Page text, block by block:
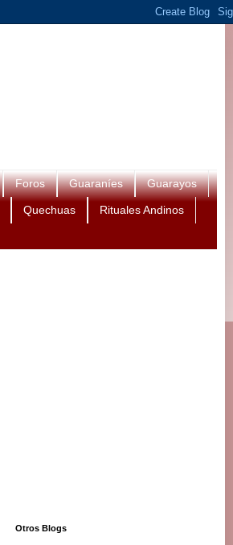
Foros Guaraníes Guarayos
Quechuas Rituales Andinos
Otros Blogs